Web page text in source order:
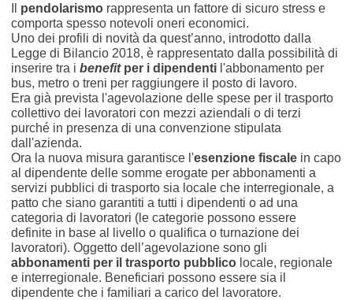
pendolarismorappresenta un fattore di sicuro stress e
comporta spesso notevoli oneri economici.
Uno dei profili di novità da quest’anno, introdotto dalla
Legge di Bilancio 2018, è rappresentato dalla possibilità di
inserire tra i benefitper i dipendentil'abbonamento per
bus, metro o treni per raggiungere il posto di lavoro.
Era già prevista l'agevolazione delle spese per il trasporto
collettivo dei lavoratori con mezzi aziendali o di terzi
purché in presenza di una convenzione stipulata
dall'azienda.
Ora la nuova misura garantisce l'esenzione fiscale in capo
al dipendente delle somme erogate per abbonamenti a
servizi pubblici di trasporto sia locale che interregionale, a
patto che siano garantiti a tutti i dipendenti o ad una
categoria di lavoratori (le categorie possono essere
definite in base al livello o qualifica o turnazione dei
lavoratori). Oggetto dell’agevolazione sono gli
abbonamenti per il trasporto pubblicolocale, regionale
e interregionale. Beneficiari possono essere sia il
dipendente che i familiari a carico del lavoratore.